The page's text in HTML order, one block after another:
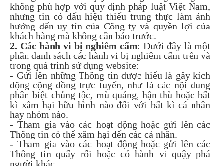
không phù hợp với quy định pháp luật Việt Nam,
nhưng tin có dấu hiệu thiếu trung thực làm ảnh
hưởng đến uy tín của Công ty và quyền lợi của
khách hàng mà không cần báo trước.
2. Các hành vi bị nghiêm cấm: Dưới đây là một
phần danh sách các hành vi bị nghiêm cấm trên và
trong quá trình sử dụng website:
- Gửi lên những Thông tin được hiểu là gây kích
động cộng đồng trực tuyến, như là các nội dung
phân biệt chủng tộc, mù quáng, hận thù hoặc bất
kì xâm hại hữu hình nào đối với bất kì cá nhân
hay nhóm nào.
- Tham gia vào các hoạt động hoặc gửi lên các
Thông tin có thể xâm hại đến các cá nhân.
- Tham gia vào các hoạt động hoặc gửi lên các
Thông tin quấy rối hoặc có hành vi quậy phá
người khác.